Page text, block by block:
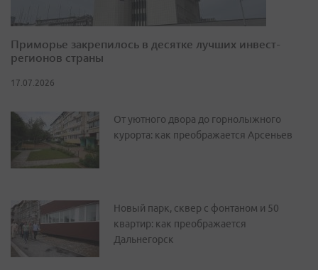
Приморье закрепилось в десятке лучших инвест-
регионов страны
17.07.2026
От уютного двора до горнолыжного
курорта: как преображается Арсеньев
Новый парк, сквер с фонтаном и 50
квартир: как преображается
Дальнегорск